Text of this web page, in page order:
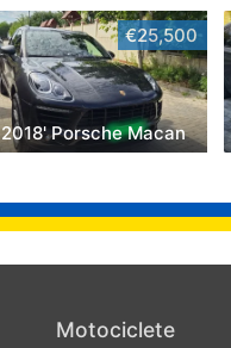
€25,500
2018' Porsche Macan
Motociclete